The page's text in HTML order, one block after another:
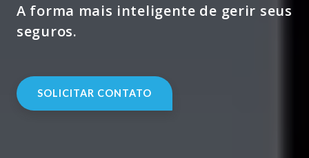
A forma mais inteligente de gerir seus
seguros.
SOLICITAR CONTATO